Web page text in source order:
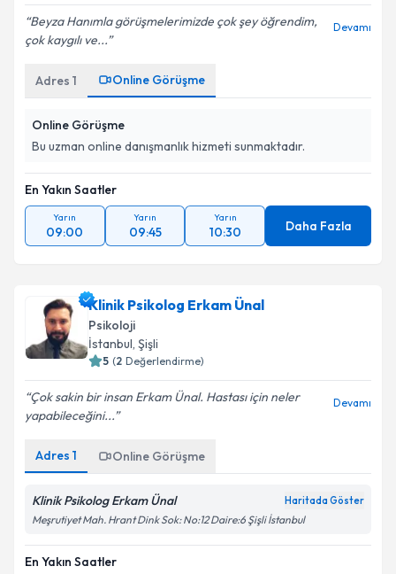
Kişisel verilerimin işlenmesine ilişkin
kapsamda işlenmesini kabul ediyorum.
Takvim Talebini Gönder
Beyza Hanımla görüşmelerimizde çok şey öğrendim,
çok kaygılı ve...
Devamı
Adres 1 Online Görüşme
Online Görüşme
Bu uzman online danışmanlık hizmeti sunmaktadır.
En Yakın Saatler
Yarın
09:00
Yarın
09:45
Yarın
10:30 Daha Fazla
Klinik Psikolog Erkam Ünal
Psikoloji
İstanbul, Şişli
5 (2 Değerlendirme)
Çok sakin bir insan Erkam Ünal. Hastası için neler
yapabileceğini...
Devamı
Adres 1 Online Görüşme
Klinik Psikolog Erkam Ünal Haritada Göster
Meşrutiyet Mah. Hrant Dink Sok: No:12 Daire:6 Şişli İstanbul
En Yakın Saatler